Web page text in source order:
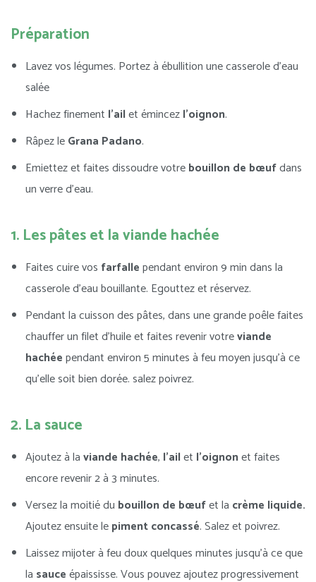
Préparation
Lavez vos légumes. Portez à ébullition une casserole d’eau
salée
Hachez finement l’ailet émincezl’oignon.
Râpez leGrana Padano.
Emiettez et faites dissoudre votrebouillon de bœufdans
un verre d’eau.
1. Les pâtes et la viande hachée
Faites cuire vos farfallependant environ 9 min dans la
casserole d’eau bouillante. Egouttez et réservez.
Pendant la cuisson des pâtes, dans une grande poêle faites
chauffer un filet d’huile et faites revenir votreviande
hachéependant environ 5 minutes à feu moyen jusqu’à ce
qu’elle soit bien dorée. salez poivrez.
2. La sauce
Ajoutez à laviande hachée, l’ailet l’oignonet faites
encore revenir 2 à 3 minutes.
Versez la moitié du bouillonde bœufet la crème liquide.
Ajoutez ensuite lepiment concassé. Salez et poivrez.
Laissez mijoter à feu doux quelques minutes jusqu’à ce que
la sauceépaississe. Vous pouvez ajoutez progressivement